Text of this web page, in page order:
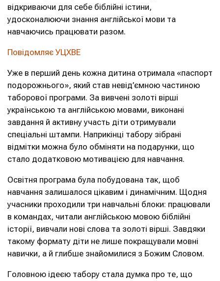
відкриваючи для себе біблійні істини,
удосконалюючи знання англійської мови та
навчаючись працювати разом.
Повідомляє УЦХВЕ
Уже в перший день кожна дитина отримала «паспорт
подорожнього», який став невід’ємною частиною
таборової програми. За вивчені золоті вірші
українською та англійською мовами, виконані
завдання й активну участь діти отримували
спеціальні штампи. Наприкінці табору зібрані
відмітки можна було обміняти на подарунки, що
стало додатковою мотивацією для навчання.
Освітня програма була побудована так, щоб
навчання залишалося цікавим і динамічним. Щодня
учасники проходили три навчальні блоки: працювали
в командах, читали англійською мовою біблійні
історії, вивчали нові слова та золоті вірші. Завдяки
такому формату діти не лише покращували мовні
навички, а й глибше знайомилися з Божим Словом.
Головною ідеєю табору стала думка про те, що